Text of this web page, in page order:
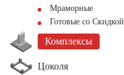
Мраморные
Готовые со Скидкой
Комплексы
Цоколя